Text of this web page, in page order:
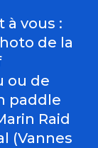
à vous :
de la
ou de
paddle
Raid
(Vannes